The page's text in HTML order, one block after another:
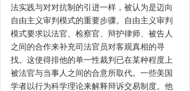
法实践与对对抗制的引进一样，被认为是迈向
自由主义审判模式的重要步骤。自由主义审判
模式要求以法官、检察官、辩护律师、被告人
之间的合作来补充司法官员对客观真相的寻
找。这使得排他的单一性裁判已在某种程度上
被法官与当事人之间的合意所取代。一些美国
学者以行为科学理论来解释辩诉交易制度。他